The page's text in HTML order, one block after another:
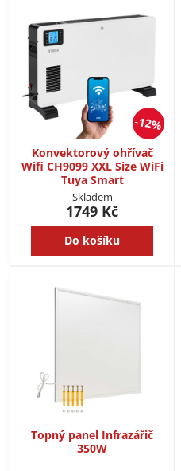
12%
Konvektorový ohřívač
Wifi CH9099 XXL Size WiFi
Tuya Smart
Skladem
1749 Kč
Do košíku
Topný panel Infrazářič
350W